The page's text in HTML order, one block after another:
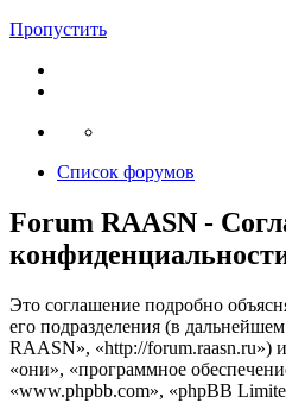
Пропустить
Список форумов
Forum RAASN -
Это соглашение подробно
его подразделения (в
RAASN», «http://forum.raasn.ru»)
«они», «программное
«www.phpbb.com», «phpBB